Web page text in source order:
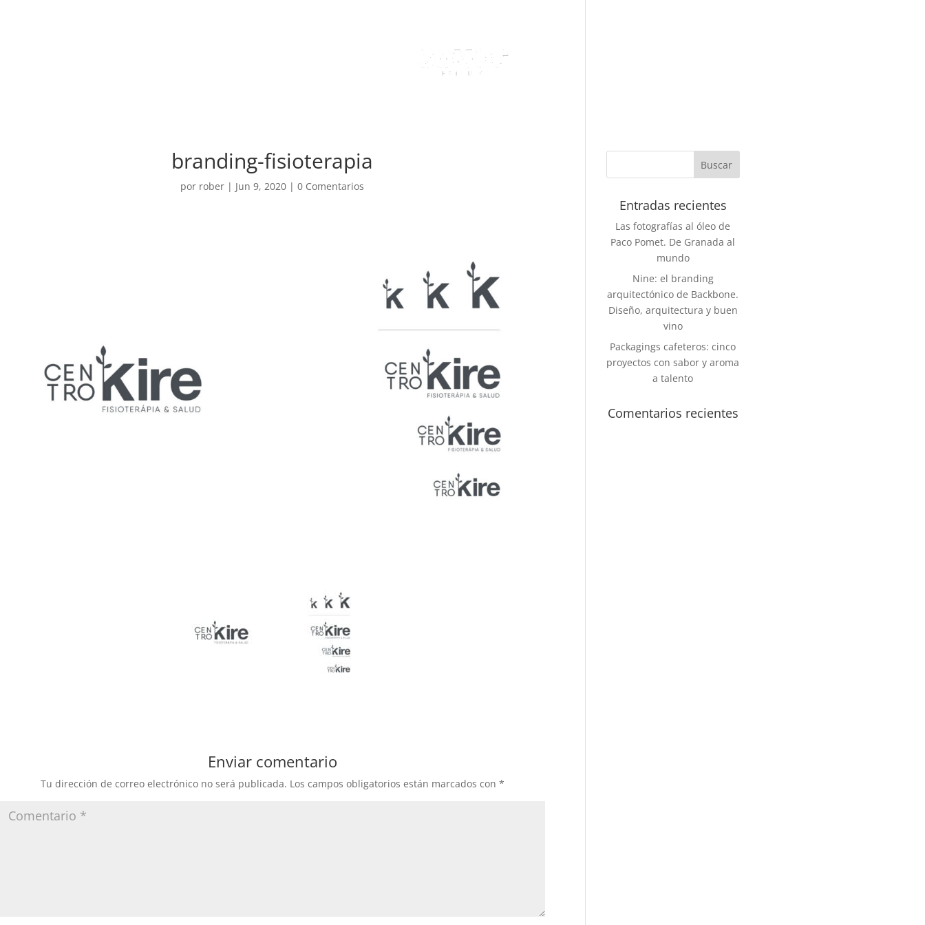
branding-fisioterapia
por rober | Jun 9, 2020 |0 Comentarios
Enviar comentario
Tu dirección de correo electrónico no será publicada. Los campos obligatorios están marcados con *
Entradas recientes
Las fotografías al óleo de
Paco Pomet. De Granada al
mundo
Nine: el branding
arquitectónico de Backbone.
Diseño, arquitectura y buen
vino
Packagings cafeteros: cinco
proyectos con sabor y aroma
a talento
Comentarios recientes